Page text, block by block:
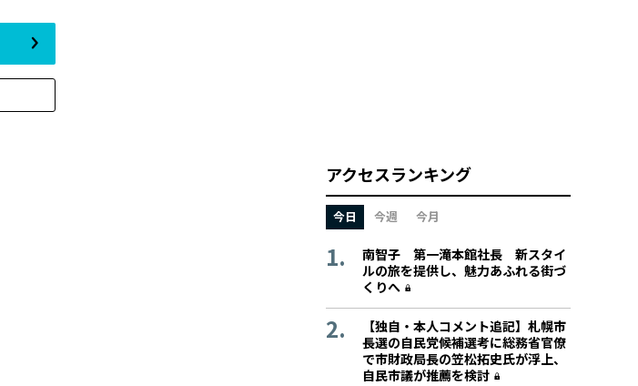
アクセスランキング
今日 今週 今月
南智子 第一滝本館社長 新スタイ
ルの旅を提供し、魅力あふれる街づ
くりへ
【独自・本人コメント追記】札幌市
長選の自民党候補選考に総務省官僚
で市財政局長の笠松拓史氏が浮上、
自民市議が推薦を検討